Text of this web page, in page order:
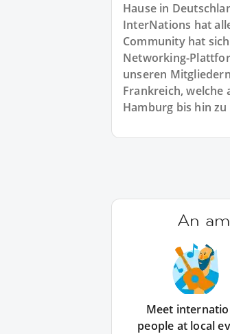
Hause in
InterNations hat
Community hat
Networking-
unseren
Frankreich, welche
Hamburg bis hin
An
Meet
people at local